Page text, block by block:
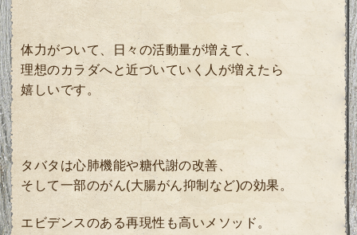
体力がついて、日々の活動量が増えて、
理想のカラダへと近づいていく人が増えたら
嬉しいです。
タバタは心肺機能や糖代謝の改善、
そして一部のがん(大腸がん抑制など)の効果。
エビデンスのある再現性も高いメソッド。